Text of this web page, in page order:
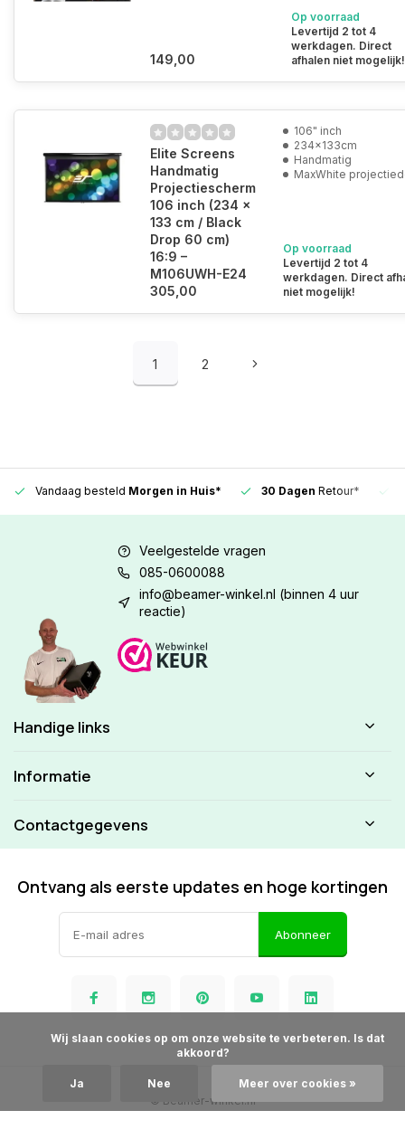
149,00
Op voorraad
Levertijd 2 tot 4
werkdagen. Direct
afhalen niet mogelijk!
Elite Screens
Handmatig
Projectiescherm
106 inch (234 x
133 cm / Black
Drop 60 cm)
16:9 –
M106UWH-E24
305,00
106" inch
234x133cm
Handmatig
MaxWhite
Op voorraad
Levertijd 2 tot 4
werkdagen. Direct
niet mogelijk!
1 2
Vandaag besteld Morgen in Huis* 30 Dagen Retour*
Veelgestelde vragen
085-0600088
info@beamer-winkel.nl (binnen 4 uur
reactie)
Handige links
Informatie
Contactgegevens
Ontvang als eerste updates en hoge kortingen
Abonneer
© Beamer-winkel.nl
akkoord?
Ja Nee Meer over cookies »